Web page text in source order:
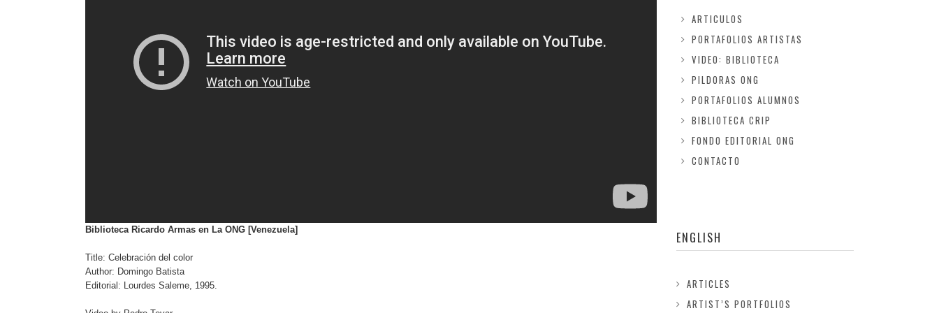
Biblioteca Ricardo Armas en La ONG [Venezuela]
Title: Celebración del color
Author: Domingo Batista
Editorial: Lourdes Saleme, 1995.
ARTICULOS
PORTAFOLIOS ARTISTAS
VIDEO: BIBLIOTECA
PILDORAS ONG
PORTAFOLIOS ALUMNOS
BIBLIOTECA CRIP
FONDO EDITORIAL ONG
CONTACTO
ENGLISH
ARTICLES
ARTIST’S PORTFOLIOS